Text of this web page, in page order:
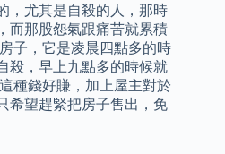
，尤其是自殺的人，那時
而那股怨氣跟痛苦就累積
子，它是凌晨四點多的時
殺，早上九點多的時候就
種錢好賺，加上屋主對於
希望趕緊把房子售出，免